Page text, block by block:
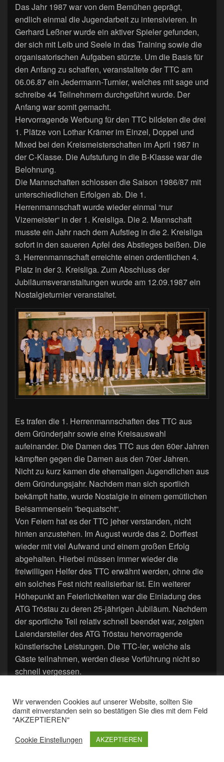
Das Jahr 1987 war von dem Bemühen geprägt,
endlich einmal die Jugendarbeit zu intensivieren. In
Gerhard Leßner wurde ein aktiver Spieler gefunden,
der sich mit Leib und Seele in das Training sowie die
organisatorischen Aufgaben stürzte. Um die Basis für
den Anfang zu schaffen, veranstaltete der TTC am
06.06.87 ein Jedermann-Turnier, welches mit sage und
schreibe 44 Teilnehmern durchgeführt wurde. Der
Anfang war somit gemacht.
Hervorragende Werbung für den TTC bildeten die drei
1. Plätze von Lothar Krämer im Einzel, Doppel und
Mixed bei den Kreismeisterschaften im April 1987 in
der C-Klasse. Die Aufstufung in die B-Klasse war die
Belohnung.
Die Mannschaften schlossen die Saison 1986/87 mit
unterschiedlichen Erfolgen ab. Die 1.
Herrenmannschaft wurde wieder einmal “nur
Vizemeister“ in der 1. Kreisliga. Die 2. Mannschaft
musste ein Jahr nach dem Aufstieg in die 2. Kreisliga
sofort in den saueren Apfel des Abstieges beißen. Die
3. Herrenmannschaft erreichte einen ordentlichen 4.
Platz in der 3. Kreisliga. Zum Abschluss der
Jubiläumsveranstaltungen wurde am 12.09.1987 ein
Nostalgieturnier veranstaltet.
Es trafen die 1. Herrenmannschaften des TTC aus
dem Gründerjahr sowie eine Kreisauswahl
aufeinander. Die Damen des TTC aus den 60er Jahren
kämpften gegen die Damen aus den 70er Jahren.
Nicht zu kurz kamen die ehemaligen Jugendlichen aus
dem Gründungsjahr. Nachdem man sich sportlich
bekämpft hatte, wurde Nostalgie in einem gemütlichen
Beisammensein “bequatscht“.
Von Feiern hat es der TTC jeher verstanden, nicht
hinten anzustehen. Im August wurde das 2. Dorffest
wieder mit viel Aufwand und einem großen Erfolg
abgehalten. Hierbei müssen immer wieder die
freiwilligen Helfer des TTC erwähnt werden, ohne die
ein solches Fest nicht realisierbar ist. Ein weiterer
Höhepunkt an Feierlichkeiten war die Einladung des
ATG Tröstau zu deren 25-jährigen Jubiläum. Nachdem
der sportliche Teil relativ schnell beendet war, zeigten
Laiendarsteller des ATG Tröstau hervorragende
künstlerische Leistungen. Die TTC-ler, welche als
Gäste teilnahmen, werden diese Vorführung nicht so
schnell vergessen.
Herrenmannschaft. Sie schaffte endlich die
Meisterschaft in der l. Kreisliga und hiermit den
Aufstieg in die 3. Bezirksliga West. Ungeschlagen mit
35:1 Punkten wurde der Meistertitel geholt. Für die
Meisterschaft zeichneten verantwortlich: Neuzugang
Wir verwenden Cookies auf unserer Website, sollten Sie
damit einverstanden sein so bestätigen Sie dies mit dem Feld
"AKZEPTIEREN"
Cookie Einstellungen
AKZEPTIEREN